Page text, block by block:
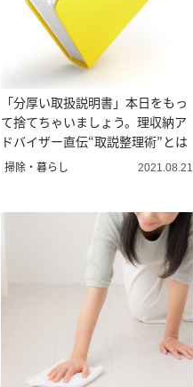
「分厚い取扱説明書」本日をもっ
て捨てちゃいましょう。理収納ア
ドバイザー直伝“取説整理術”とは
掃除・暮らし 2021.08.21